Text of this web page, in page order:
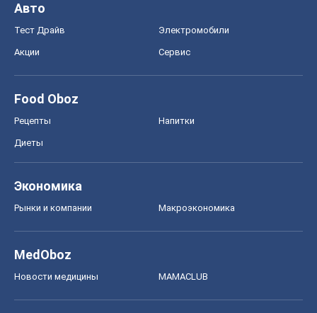
Авто
Тест Драйв Электромобили
Акции Сервис
Food Oboz
Рецепты Напитки
Диеты
Экономика
Рынки и компании Mакроэкономика
MedOboz
Новости медицины MAMACLUB